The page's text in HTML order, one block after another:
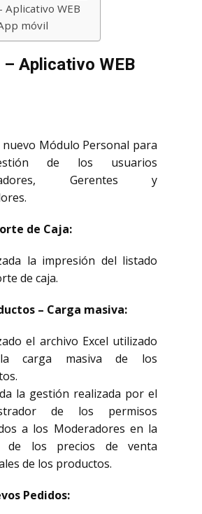
Aplicativo WEB
móvil
Aplicativo WEB
nuevo Módulo Personal para
de los usuarios
Gerentes y
de Caja:
la impresión del listado
de caja.
– Carga masiva:
el archivo Excel utilizado
carga masiva de los
la gestión realizada por el
de los permisos
a los Moderadores en la
de los precios de venta
de los productos.
Pedidos: